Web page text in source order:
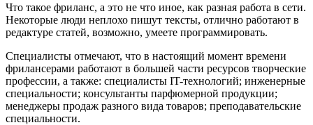
Что такое фриланс, а это не что иное, как разная работа в сети.
Некоторые люди неплохо пишут тексты, отлично работают в
редактуре статей, возможно, умеете программировать.
Специалисты отмечают, что в настоящий момент времени
фрилансерами работают в большей части ресурсов творческие
профессии, а также: специалисты IT-технологий; инженерные
специальности; консультанты парфюмерной продукции;
менеджеры продаж разного вида товаров; преподавательские
специальности.